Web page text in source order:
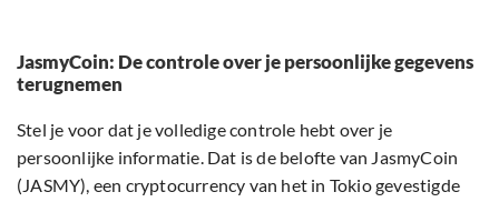
JasmyCoin: De controle over je persoonlijke gegevens
terugnemen
Stel je voor dat je volledige controle hebt over je
persoonlijke informatie. Dat is de belofte van JasmyCoin
(JASMY), een cryptocurrency van het in Tokio gevestigde